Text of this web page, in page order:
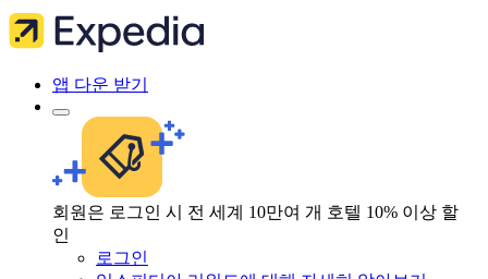
앱 다운 받기
회원은 로그인 시 전 세계 10만여 개 호텔 10% 이상 할
인
로그인